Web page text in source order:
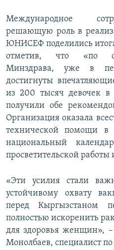
Международное
решающую роль в
ЮНИСЕФ поделились
отметив, что «по
Минздрава, уже в
достигнуты
из 200 тысяч девочек в
получили обе
Организация оказала
технической помощи в
национальный
просветительской работы
«Эти усилия стали
устойчивому охвату
перед Кыргызстаном
полностью искоренить
для здоровья женщин»,
Монолбаев, специалист